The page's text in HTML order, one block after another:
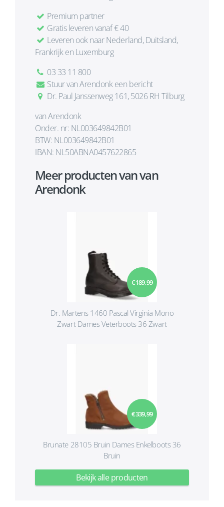
Premium partner
Gratis leveren vanaf € 40
Leveren ook naar Nederland, Duitsland,
Frankrijk en Luxemburg
03 33 11 800
Stuur van Arendonk een bericht
Dr. Paul Janssenweg 161, 5026 RH Tilburg
van Arendonk
Onder. nr: NL003649842B01
BTW: NL003649842B01
IBAN: NL50ABNA0457622865
Meer producten van van
Arendonk
€ 189,99
Dr. Martens 1460 Pascal Virginia Mono
Zwart Dames Veterboots 36 Zwart
€ 339,99
Brunate 28105 Bruin Dames Enkelboots 36
Bruin
Bekijk alle producten